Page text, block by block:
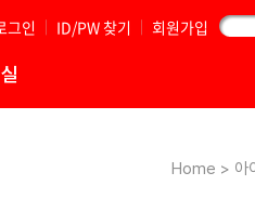
그인 | ID/PW 찾기 | 회원가입
Home > 아